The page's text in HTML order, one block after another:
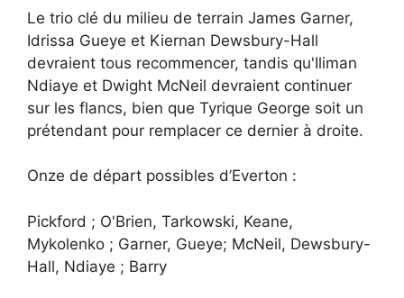
Le trio clé du milieu de terrain James Garner,
Idrissa Gueye et Kiernan Dewsbury-Hall
devraient tous recommencer, tandis qu'Iliman
Ndiaye et Dwight McNeil devraient continuer
sur les flancs, bien que Tyrique George soit un
prétendant pour remplacer ce dernier à droite.
Onze de départ possibles d’Everton :
Pickford ; O'Brien, Tarkowski, Keane,
Mykolenko ; Garner, Gueye; McNeil, Dewsbury-
Hall, Ndiaye ; Barry